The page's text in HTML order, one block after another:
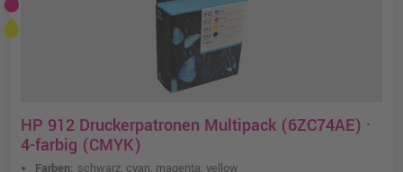
HP 912 Druckerpatronen Multipack (6ZC74AE) ·
4-farbig (CMYK)
Farben: schwarz, cyan, magenta, yellow